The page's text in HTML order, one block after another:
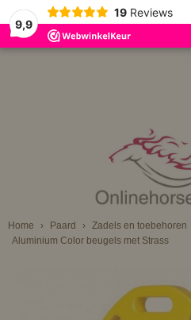
9,9
19 Reviews
Home › Paard › Zadels en toebehoren
Aluminium Color beugels met Strass